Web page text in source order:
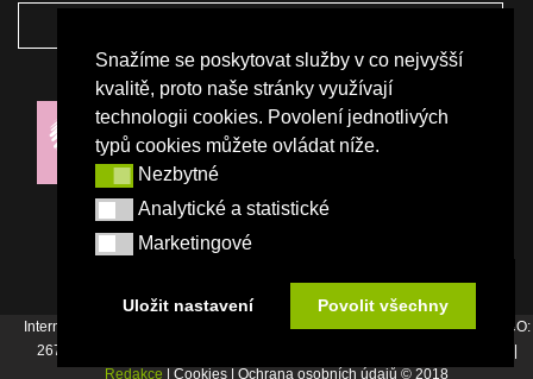
Snažíme se poskytovat služby v co nejvyšší
kvalitě, proto naše stránky využívají
technologii cookies. Povolení jednotlivých
typů cookies můžete ovládat níže.
NezbytnéNezbytné
Analytické a statistické
Analytické a statistické
Marketingové
Marketingové
Uložit nastavení Povolit všechny
NAŠI PARTNEŘI
Internetový magazín Žena v autě vydává vydavatelství Srdce Evropy s.r.o., IČO:
26744007, Bořivojova 17, Praha 3, Tel. : +420 222 726 364 |
Redakce | Cookies | Ochrana osobních údajů © 2018